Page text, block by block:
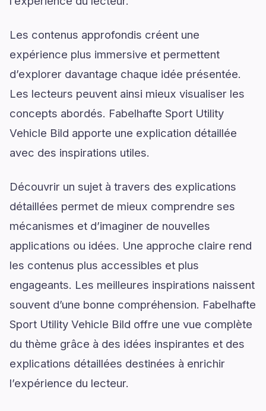
Les contenus approfondis créent une
expérience plus immersive et permettent
d’explorer davantage chaque idée présentée.
Les lecteurs peuvent ainsi mieux visualiser les
concepts abordés. Fabelhafte Sport Utility
Vehicle Bild apporte une explication détaillée
avec des inspirations utiles.
Découvrir un sujet à travers des explications
détaillées permet de mieux comprendre ses
mécanismes et d’imaginer de nouvelles
applications ou idées. Une approche claire rend
les contenus plus accessibles et plus
engageants. Les meilleures inspirations naissent
souvent d’une bonne compréhension. Fabelhafte
Sport Utility Vehicle Bild offre une vue complète
du thème grâce à des idées inspirantes et des
explications détaillées destinées à enrichir
l’expérience du lecteur.